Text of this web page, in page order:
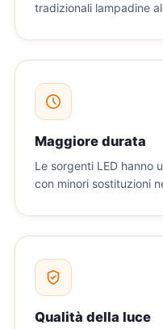
tradizionali lampadine
Maggiore durata
Le sorgenti LED hanno
con minori sostituzioni
Qualità della luce